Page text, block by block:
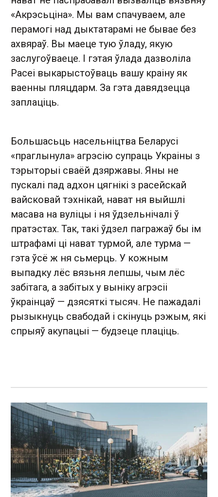
«Акрэсьціна». Мы вам спачуваем, але
перамогі над дыктатарамі не бывае без
ахвяраў. Вы маеце тую ўладу, якую
заслугоўваеце. І гэтая ўлада дазволіла
Расеі выкарыстоўваць вашу краіну як
ваенны пляцдарм. За гэта давядзецца
заплаціць.
Большасьць насельніцтва Беларусі
«праглынула» агрэсію супраць Украіны з
тэрыторыі сваёй дзяржавы. Яны не
пускалі пад адхон цягнікі з расейскай
вайсковай тэхнікай, нават ня выйшлі
масава на вуліцы і ня ўдзельнічалі ў
пратэстах. Так, такі ўдзел пагражаў бы ім
штрафамі ці нават турмой, але турма —
гэта ўсё ж ня сьмерць. У кожным
выпадку лёс вязьня лепшы, чым лёс
забітага, а забітых у выніку агрэсіі
ўкраінцаў — дзясяткі тысяч. Не пажадалі
рызыкнуць свабодай і скінуць рэжым, які
спрыяў акупацыі — будзеце плаціць.